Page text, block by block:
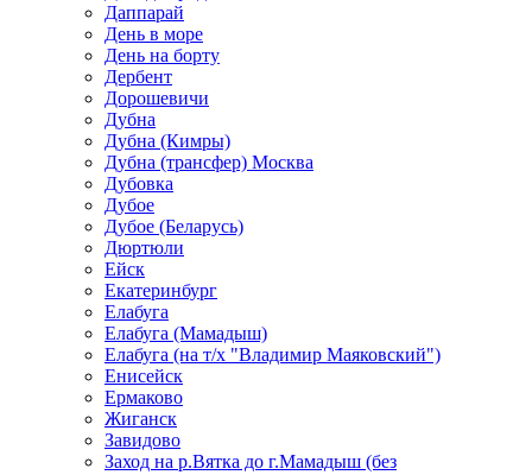
Даппарай
День в море
День на борту
Дербент
Дорошевичи
Дубна
Дубна (Кимры)
Дубна (трансфер) Москва
Дубовка
Дубое
Дубое (Беларусь)
Дюртюли
Ейск
Екатеринбург
Елабуга
Елабуга (Мамадыш)
Елабуга (на т/х "Владимир Маяковский")
Енисейск
Ермаково
Жиганск
Завидово
Заход на р.Вятка до г.Мамадыш (без